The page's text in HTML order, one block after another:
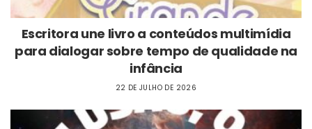
Escritora une livro a conteúdos multimídia
para dialogar sobre tempo de qualidade na
infância
22 DE JULHO DE 2026